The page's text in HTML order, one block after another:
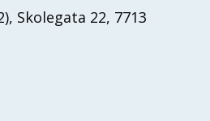
Skolegata 22, 7713